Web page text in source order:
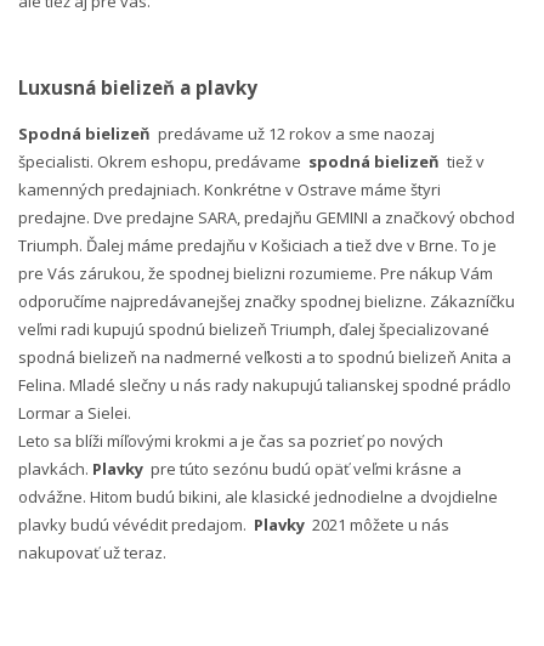
Luxusná bielizeň a plavky
Spodná bielizeň predávame už 12 rokov a sme naozaj
špecialisti. Okrem eshopu, predávame spodná bielizeň tiež v
kamenných predajniach. Konkrétne v Ostrave máme štyri
predajne. Dve predajne SARA, predajňu GEMINI a značkový obchod
Triumph. Ďalej máme predajňu v Košiciach a tiež dve v Brne. To je
pre Vás zárukou, že spodnej bielizni rozumieme. Pre nákup Vám
odporučíme najpredávanejšej značky spodnej bielizne. Zákazníčku
veľmi radi kupujú spodnú bielizeň Triumph, ďalej špecializované
spodná bielizeň na nadmerné veľkosti a to spodnú bielizeň Anita a
Felina. Mladé slečny u nás rady nakupujú talianskej spodné prádlo
Lormar a Sielei.
Leto sa blíži míľovými krokmi a je čas sa pozrieť po nových
plavkách. Plavky pre túto sezónu budú opäť veľmi krásne a
odvážne. Hitom budú bikini, ale klasické jednodielne a dvojdielne
plavky budú vévédit predajom. Plavky 2021 môžete u nás
nakupovať už teraz.